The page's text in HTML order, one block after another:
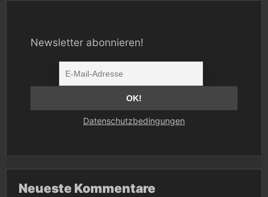
Newsletter abonnieren!
Datenschutzbedingungen
Neueste Kommentare